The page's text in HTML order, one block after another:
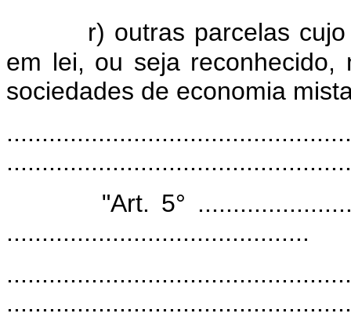
r) outras parcelas
em lei, ou seja reconhecido,
sociedades de economia
"Art. 5°
...........................................